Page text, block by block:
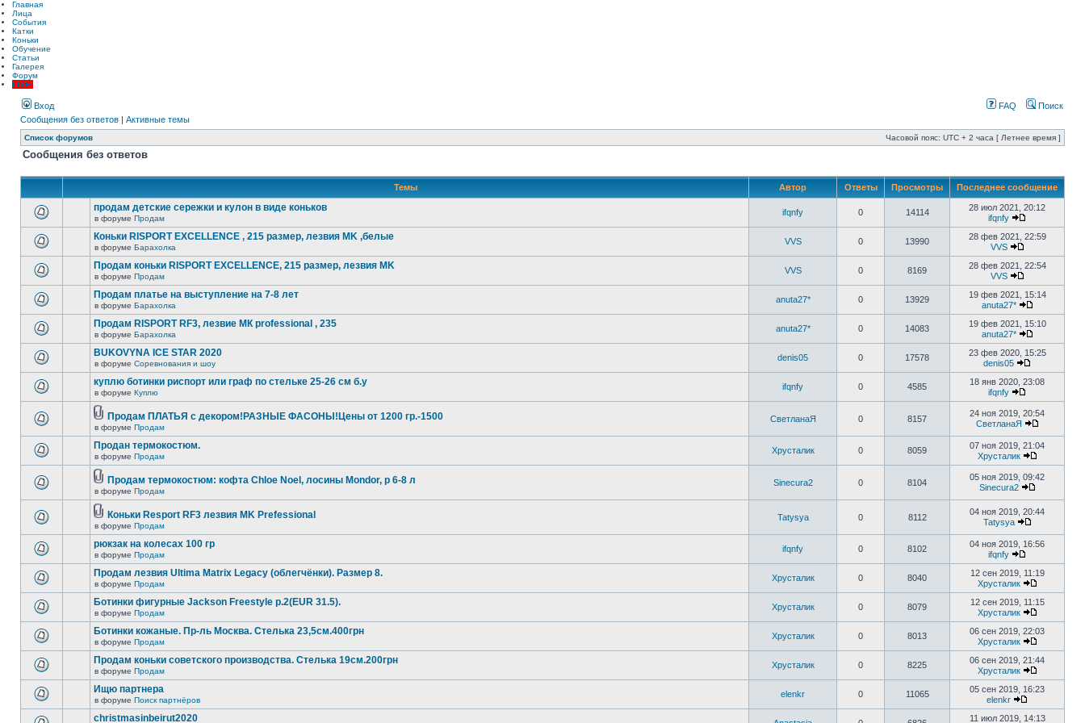
Главная
Лица
События
Катки
Коньки
Обучение
Статьи
Галерея
Форум
LIVE!
Вход FAQ
Поиск
Сообщения без ответов | Активные темы
Список форумов Часовой пояс: UTC + 2 часа [ Летнее время ]
Сообщения без ответов
Темы Автор Ответы Просмотры Последнее сообщение
продам детские сережки и кулон в виде коньков
в форуме Продам
ifqnfy 0 14114
28 июл 2021, 20:12
ifqnfy
Коньки RISPORT EXCELLENCE , 215 размер, лезвия MK ,белые
в форуме Барахолка
VVS 0 13990
28 фев 2021, 22:59
VVS
Продам коньки RISPORT EXCELLENCE, 215 размер, лезвия MK
в форуме Продам
VVS 0 8169
28 фев 2021, 22:54
VVS
Продам платье на выступление на 7-8 лет
в форуме Барахолка
anuta27* 0 13929
19 фев 2021, 15:14
anuta27*
Продам RISPORT RF3, лезвие МК professional , 235
в форуме Барахолка
anuta27* 0 14083
19 фев 2021, 15:10
anuta27*
BUKOVYNA ICE STAR 2020
в форуме Соревнования и шоу
denis05 0 17578
23 фев 2020, 15:25
denis05
куплю ботинки риспорт или граф по стельке 25-26 см б.у
в форуме Куплю
ifqnfy 0 4585
18 янв 2020, 23:08
ifqnfy
Продам ПЛАТЬЯ с декором!РАЗНЫЕ ФАСОНЫ!Цены от 1200 гр.-1500
в форуме Продам
СветланаЯ 0 8157
24 ноя 2019, 20:54
СветланаЯ
Продан термокостюм.
в форуме Продам
Хрусталик 0 8059
07 ноя 2019, 21:04
Хрусталик
Продам термокостюм: кофта Chloe Noel, лосины Mondor, р 6-8 л
в форуме Продам
Sinecura2 0 8104
05 ноя 2019, 09:42
Sinecura2
Коньки Resport RF3 лезвия MK Prefessional
в форуме Продам
Tatysya 0 8112
04 ноя 2019, 20:44
Tatysya
рюкзак на колесах 100 гр
в форуме Продам
ifqnfy 0 8102
04 ноя 2019, 16:56
ifqnfy
Продам лезвия Ultima Matrix Legacy (облегчёнки). Размер 8.
в форуме Продам
Хрусталик 0 8040
12 сен 2019, 11:19
Хрусталик
Ботинки фигурные Jackson Freestyle р.2(EUR 31.5).
в форуме Продам
Хрусталик 0 8079
12 сен 2019, 11:15
Хрусталик
Ботинки кожаные. Пр-ль Москва. Стелька 23,5см.400грн
в форуме Продам
Хрусталик 0 8013
06 сен 2019, 22:03
Хрусталик
Продам коньки советского производства. Стелька 19см.200грн
в форуме Продам
Хрусталик 0 8225
06 сен 2019, 21:44
Хрусталик
Ищю партнера
в форуме Поиск партнёров
elenkr 0 11065
05 сен 2019, 16:23
elenkr
christmasinbeirut2020
11 июл 2019, 14:13